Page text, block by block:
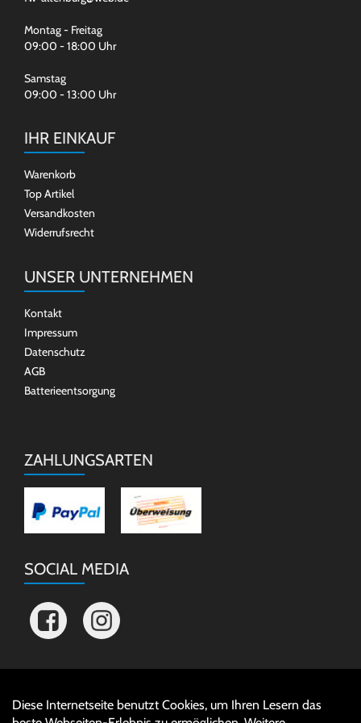
Montag - Freitag
09:00 - 18:00 Uhr
Samstag
09:00 - 13:00 Uhr
IHR EINKAUF
Warenkorb
Top Artikel
Versandkosten
Widerrufsrecht
UNSER UNTERNEHMEN
Kontakt
Impressum
Datenschutz
AGB
Batterieentsorgung
ZAHLUNGSARTEN
SOCIAL MEDIA
Diese Internetseite benutzt Cookies, um Ihren Lesern das
Auftrag widerrufen